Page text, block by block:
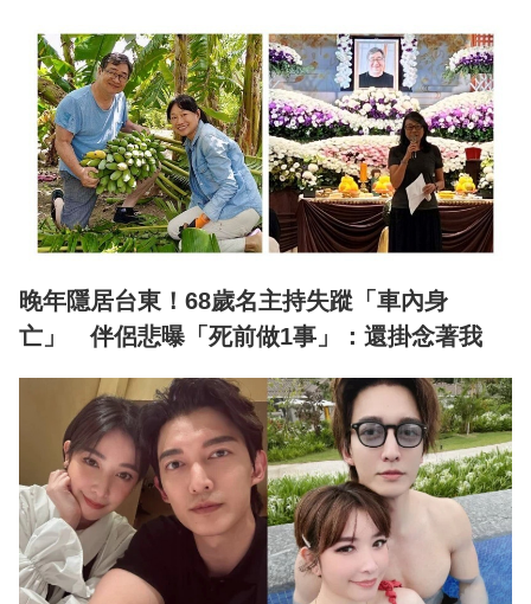
晚年隱居台東！68歲名主持失蹤「車內身
亡」 伴侶悲曝「死前做1事」：還掛念著我